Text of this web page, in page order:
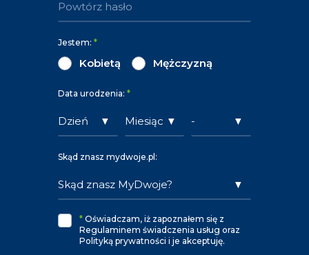
Jestem: *
Kobietą Mężczyzną
Data urodzenia: *
Skąd znasz mydwoje.pl:
* Oświadczam, iż zapoznałem się z
Regulaminem świadczenia usług oraz
Polityką prywatności i je akceptuję.